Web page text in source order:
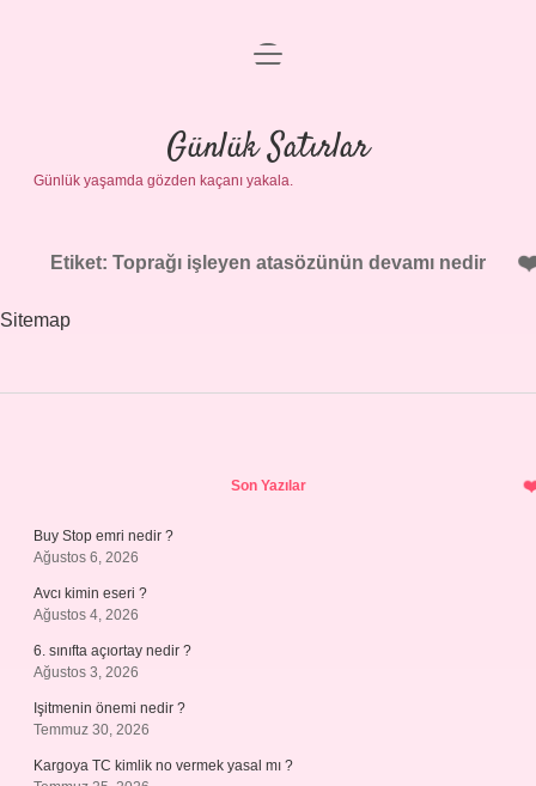
Anasayfa
Gizlilik Politikası
Yasal Uyarı
menüyü
Günlük Satırlar
Günlük yaşamda gözden kaçanı yakala.
Etiket: Toprağı işleyen atasözünün devamı nedir
Sitemap
Son Yazılar
Buy Stop emri nedir ?
Ağustos 6, 2026
Avcı kimin eseri ?
Ağustos 4, 2026
6. sınıfta açıortay nedir ?
Ağustos 3, 2026
Işitmenin önemi nedir ?
Temmuz 30, 2026
Kargoya TC kimlik no vermek yasal mı ?